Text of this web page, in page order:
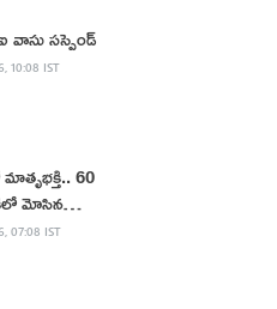
వాసు స‌స్పెండ్‌
10:08 IST
60
మోసిన
07:08 IST